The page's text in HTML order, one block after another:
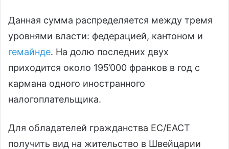
Данная сумма распределяется между тремя
уровнями власти: федерацией, кантоном и
гемайнде. На долю последних двух
приходится около 195’000 франков в год с
кармана одного иностранного
налогоплательщика.
Для обладателей гражданства ЕС/ЕАСТ
получить вид на жительство в Швейцарии